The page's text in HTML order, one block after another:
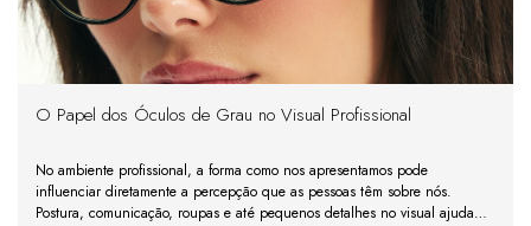
O Papel dos Óculos de Grau no Visual Profissional
No ambiente profissional, a forma como nos apresentamos pode
influenciar diretamente a percepção que as pessoas têm sobre nós.
Postura, comunicação, roupas e até pequenos detalhes no visual ajudam